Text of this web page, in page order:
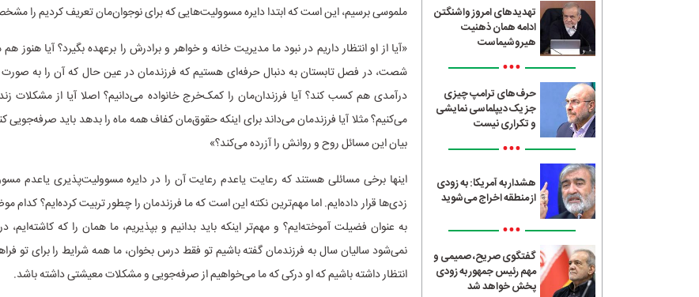
تهدیدهای امروز واشنگتن
ادامه همان ذهنیت
هیروشیماست
•••
حرف‌های ترامپ چیزی
جز یک دیپلماسی نمایشی
و تکراری نیست
•••
هشدار به آمریکا: به زودی
از منطقه اخراج می‌شوید
•••
گفتگوی صریح، صمیمی و
مهم رئیس جمهور به زودی
پخش خواهد شد
ملموسی برسیم، این است که ابتدا دایره مسوولیت‌هایی که برای نوجوان‌مان تعریف کردیم را
«آیا از او انتظار داریم در نبود ما مدیریت خانه و خواهر و برادرش را برعهده بگیرد؟ آیا هنوز
شصت، در فصل تابستان به دنبال حرفه‌ای هستیم که فرزندمان در عین حال که آن را به صورت
درآمدی هم کسب کند؟ آیا فرزندان‌مان را کمک‌خرج خانواده می‌دانیم؟ اصلا آیا از مشکلات
می‌کنیم؟ مثلا آیا فرزندمان می‌داند برای اینکه حقوق‌مان کفاف همه ماه را بدهد باید صرفه‌جویی
بیان این مسائل روح و روانش را آزرده می‌کند؟»
اینها برخی مسائلی هستند که رعایت یاعدم رعایت آن را در دایره مسوولیت‌پذیری یاعدم
زدی‌ها قرار داده‌ایم. اما مهم‌ترین نکته این است که ما فرزندمان را چطور تربیت کرده‌ایم؟ کدام
به عنوان فضیلت آموخته‌ایم؟ و مهم‌تر اینکه باید بدانیم و بپذیریم، ما همان را که کاشته‌ایم،
نمی‌شود سالیان سال به فرزندمان گفته باشیم تو فقط درس بخوان، ما همه شرایط را برای تو
انتظار داشته باشیم که او درکی که ما می‌خواهیم از صرفه‌جویی و مشکلات معیشتی داشته باشد.